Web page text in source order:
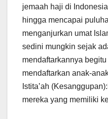
jemaah haji di
hingga mencapai
menganjurkan umat
sedini mungkin sejak
mendaftarkannya
mendaftarkan anak-
Istita’ah
mereka yang memiliki